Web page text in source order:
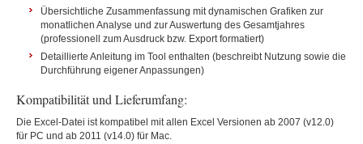
Übersichtliche Zusammenfassung mit dynamischen Grafiken zur
monatlichen Analyse und zur Auswertung des Gesamtjahres
(professionell zum Ausdruck bzw. Export formatiert)
Detaillierte Anleitung im Tool enthalten (beschreibt Nutzung sowie die
Durchführung eigener Anpassungen)
Kompatibilität und Lieferumfang:
Die Excel-Datei ist kompatibel mit allen Excel Versionen ab 2007 (v12.0)
für PC und ab 2011 (v14.0) für Mac.